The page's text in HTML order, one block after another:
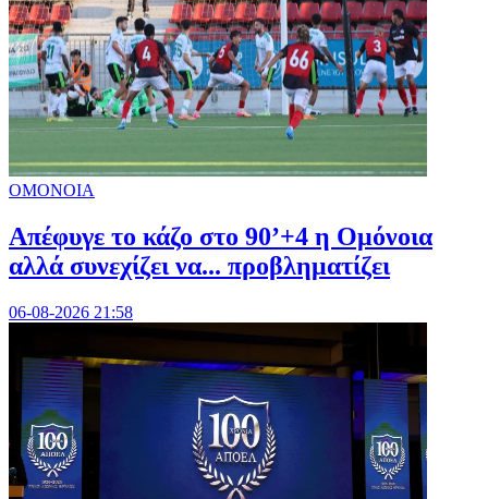
ΟΜΟΝΟΙΑ
Απέφυγε το κάζο στο 90’+4 η Ομόνοια
αλλά συνεχίζει να... προβληματίζει
06-08-2026 21:58